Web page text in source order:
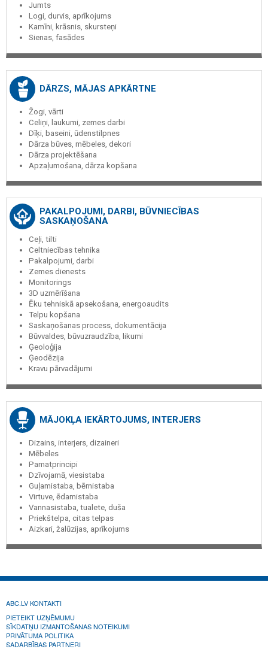
Jumts
Logi, durvis, aprīkojums
Kamīni, krāsnis, skursteņi
Sienas, fasādes
DĀRZS, MĀJAS APKĀRTNE
Žogi, vārti
Celiņi, laukumi, zemes darbi
Dīķi, baseini, ūdenstilpnes
Dārza būves, mēbeles, dekori
Dārza projektēšana
Apzaļumošana, dārza kopšana
PAKALPOJUMI, DARBI, BŪVNIECĪBAS
SASKAŅOŠANA
Ceļi, tilti
Celtniecības tehnika
Pakalpojumi, darbi
Zemes dienests
Monitorings
3D uzmērīšana
Ēku tehniskā apsekošana, energoaudits
Telpu kopšana
Saskaņošanas process, dokumentācija
Būvvaldes, būvuzraudzība, likumi
Ģeoloģija
Ģeodēzija
Kravu pārvadājumi
MĀJOKĻA IEKĀRTOJUMS, INTERJERS
Dizains, interjers, dizaineri
Mēbeles
Pamatprincipi
Dzīvojamā, viesistaba
Guļamistaba, bērnistaba
Virtuve, ēdamistaba
Vannasistaba, tualete, duša
Priekštelpa, citas telpas
Aizkari, žalūzijas, aprīkojums
ABC.LV KONTAKTI
PIETEIKT UZŅĒMUMU
SĪKDATŅU IZMANTOŠANAS NOTEIKUMI
PRIVĀTUMA POLITIKA
SADARBĪBAS PARTNERI